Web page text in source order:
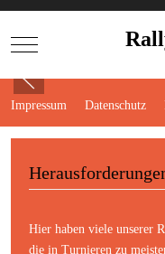
Mobile Menu Toggle
Impressum Datenschutz
Hier haben viele unserer
die in Turnieren zu